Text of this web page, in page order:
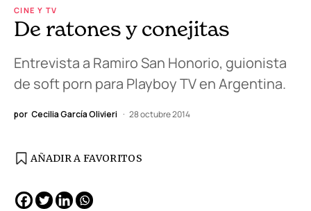
CINE Y TV
De ratones y conejitas
Entrevista a Ramiro San Honorio, guionista
de soft porn para Playboy TV en Argentina.
por Cecilia García Olivieri 28 octubre 2014
AÑADIR A FAVORITOS